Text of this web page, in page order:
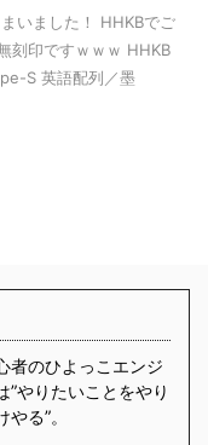
いました！ HHKBでご
刻印ですｗｗｗ HHKB
S 英語配列／墨
者のひよっこエンジ
”やりたいことをやり
る”。